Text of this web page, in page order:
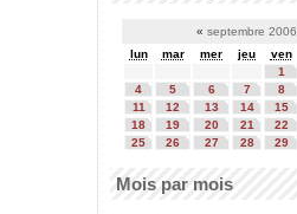
« septembre 2006
lun
mar mer jeu ven
1
4
5 6 7 8
11
12 13 14 15
18
19 20 21 22
25
26 27 28 29
Mois par mois